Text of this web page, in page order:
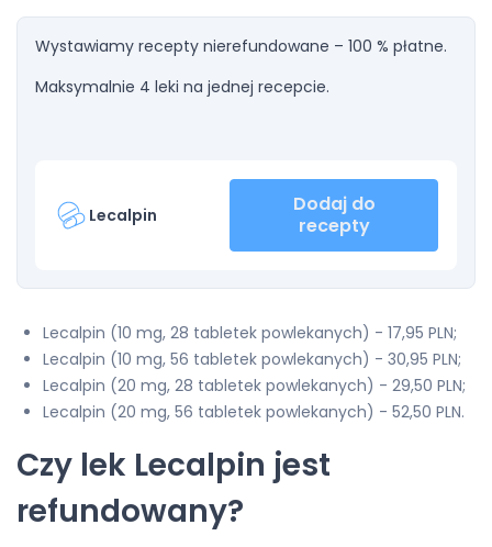
Wystawiamy recepty nierefundowane – 100 % płatne.
Maksymalnie 4 leki na jednej recepcie.
Lecalpin
Dodaj do
recepty
Lecalpin (10 mg, 28 tabletek powlekanych) - 17,95 PLN;
Lecalpin (10 mg, 56 tabletek powlekanych) - 30,95 PLN;
Lecalpin (20 mg, 28 tabletek powlekanych) - 29,50 PLN;
Lecalpin (20 mg, 56 tabletek powlekanych) - 52,50 PLN.
Czy lek Lecalpin jest
refundowany?